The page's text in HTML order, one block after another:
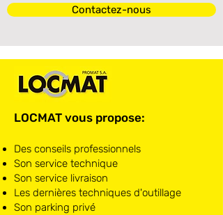
Contactez-nous
LOCMAT vous propose:
Des conseils professionnels
Son service technique
Son service livraison
Les dernières techniques d'outillage
Son parking privé